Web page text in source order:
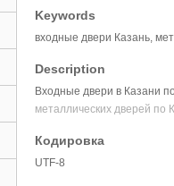
Keywords
входные двери Казань,
Description
Входные двери в Казани
металлических дверей по
Кодировка
UTF-8